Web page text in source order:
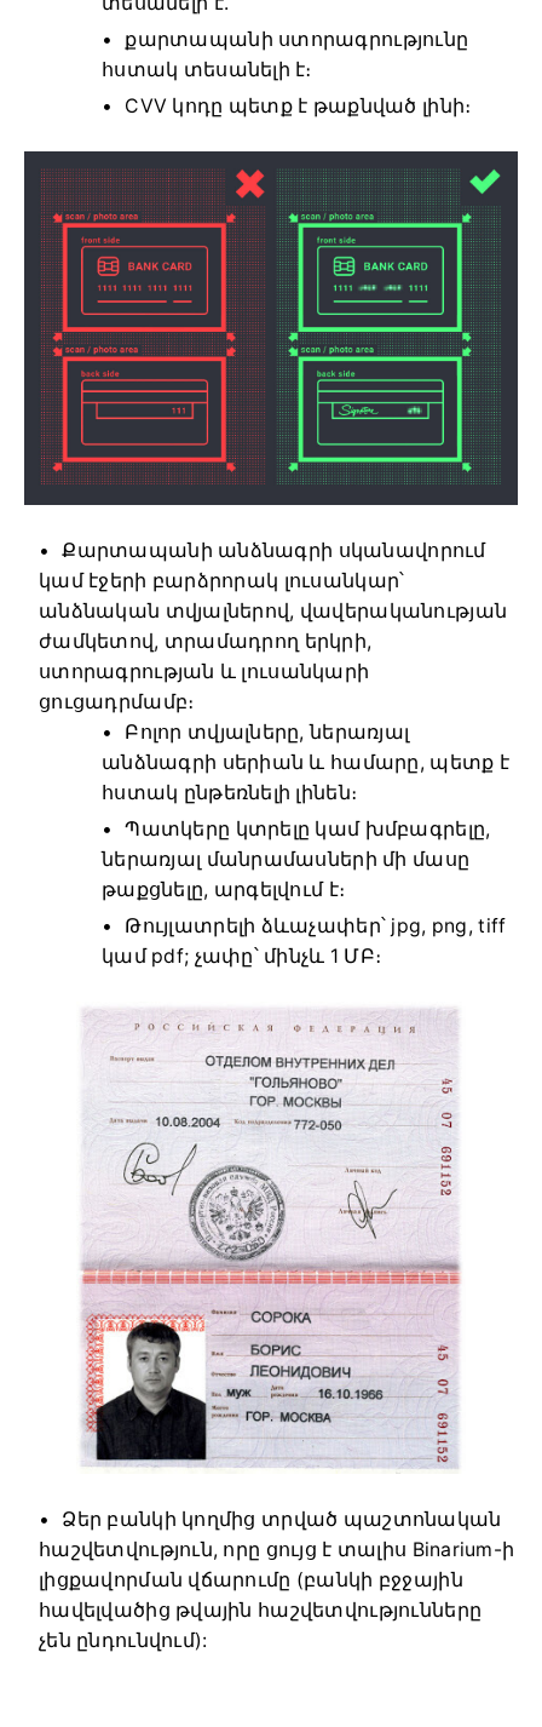
քարտապանի ստորագրությունը
հստակ տեսանելի է։
CVV կոդը պետք է թաքնված լինի։
Քարտապանի անձնագրի սկանավորում
կամ էջերի բարձրորակ լուսանկար՝
անձնական տվյալներով, վավերականության
ժամկետով, տրամադրող երկրի,
ստորագրության և լուսանկարի
ցուցադրմամբ։
Բոլոր տվյալները, ներառյալ
անձնագրի սերիան և համարը, պետք է
հստակ ընթեռնելի լինեն։
Պատկերը կտրելը կամ խմբագրելը,
ներառյալ մանրամասների մի մասը
թաքցնելը, արգելվում է։
Թույլատրելի ձևաչափեր՝ jpg, png, tiff
կամ pdf; չափը՝ մինչև 1 ՄԲ։
Ձեր բանկի կողմից տրված պաշտոնական
հաշվետվություն, որը ցույց է տալիս Binarium-ի
լիցքավորման վճարումը (բանկի բջջային
հավելվածից թվային հաշվետվությունները
չեն ընդունվում):